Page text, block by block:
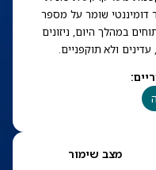
דומיננטי שומר על מספר
במהלך היום, ניזונים
ולא תוקפניים.
:
מצב שימור